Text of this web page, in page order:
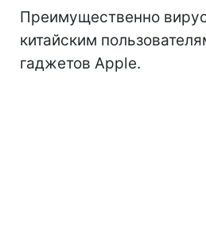
Преимущественно
китайским
гаджетов Apple.